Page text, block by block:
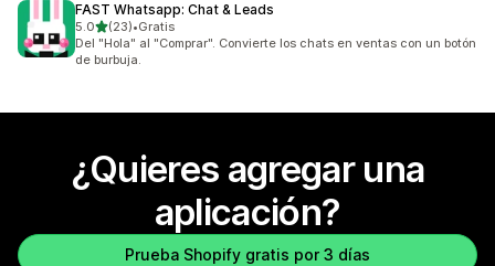
FAST Whatsapp: Chat & Leads
5.0de 5 estrellas
(23)
23 reseñas en total
•Gratis
Del "Hola" al "Comprar". Convierte los chats en ventas con un botón
de burbuja.
¿Quieres agregar una
aplicación?
Prueba Shopify gratis por 3 días